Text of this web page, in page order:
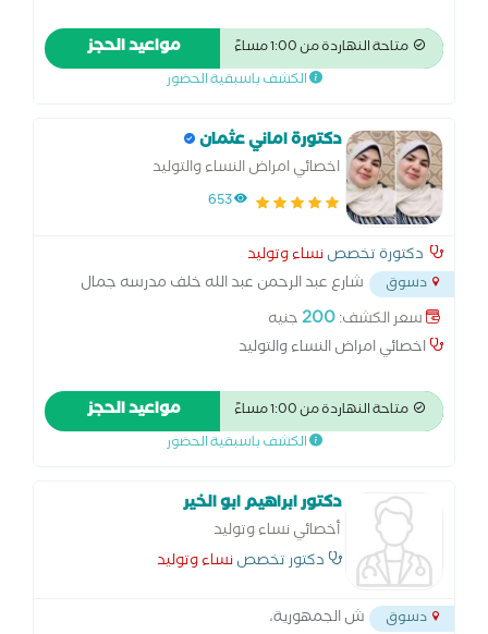
متاحة النهاردة من 1:00 مساءً مواعيد الحجز
الكشف باسبقية الحضور
دكتورة اماني عثمان
اخصائي امراض النساء والتوليد
653
دكتورة تخصصنساء وتوليد
دسوق
شارع عبد الرحمن عبد الله خلف مدرسه جمال
عبد الناصر المرور الجديد دسوق
سعر الكشف:200جنيه
اخصائي امراض النساء والتوليد
متاحة النهاردة من 1:00 مساءً مواعيد الحجز
الكشف باسبقية الحضور
دكتور ابراهيم ابو الخير
أخصائي نساء وتوليد
دكتور تخصصنساء وتوليد
دسوق ش الجمهورية،